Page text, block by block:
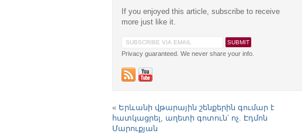
If you enjoyed this article, subscribe to receive
more just like it.
Privacy guaranteed. We never share your info.
« Երևանի վթարային շենքերին գումար է
հատկացրել, աղետի գոտուն՝ ոչ. Էդմոն
Մարուքյան